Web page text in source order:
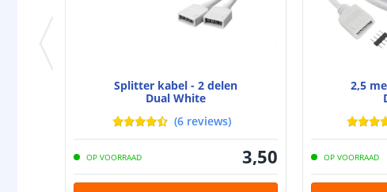
Splitter kabel - 2 delen
Dual White
(6 reviews)
OP VOORRAAD 3,50
2,5
OP VOORRAAD